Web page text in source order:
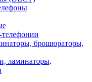
брошюраторы,
ламинаторы,